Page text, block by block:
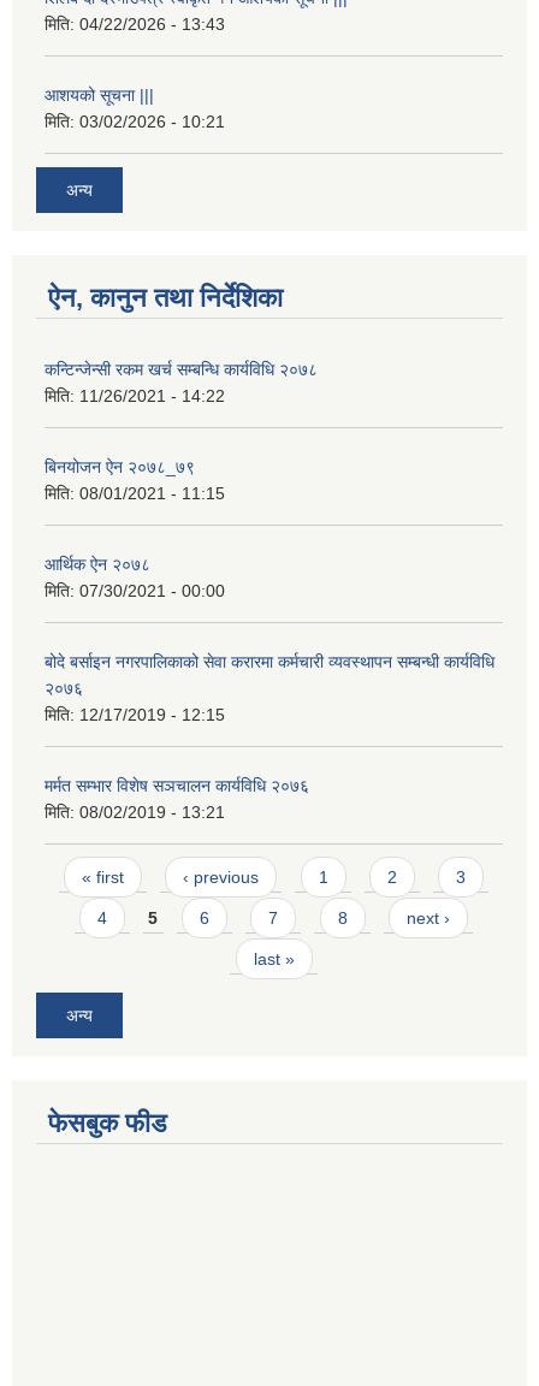
मिति: 04/22/2026 - 13:43
आशयको सूचना |||
मिति: 03/02/2026 - 10:21
अन्य
ऐन, कानुन तथा निर्देशिका
कन्टिन्जेन्सी रकम खर्च सम्बन्धि कार्यविधि २०७८
मिति: 11/26/2021 - 14:22
बिनयोजन ऐन २०७८_७९
मिति: 08/01/2021 - 11:15
आर्थिक ऐन २०७८
मिति: 07/30/2021 - 00:00
बोदे बर्साइन नगरपालिकाको सेवा करारमा कर्मचारी व्यवस्थापन सम्बन्धी कार्यविधि
२०७६
मिति: 12/17/2019 - 12:15
मर्मत सम्भार विशेष सञचालन कार्यविधि २०७६
मिति: 08/02/2019 - 13:21
Pages
« first ‹ previous 1 2 3
4 5 6 7 8 next ›
last »
अन्य
फेसबुक फीड